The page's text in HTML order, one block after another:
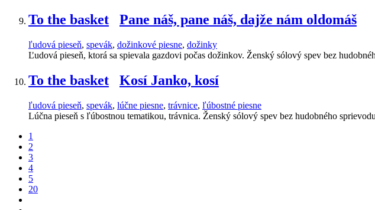
To the basket Pane náš, pane náš, dajže nám oldomáš
ľudová pieseň, spevák, dožinkové piesne, dožinky
Ľudová pieseň, ktorá sa spievala gazdovi počas dožinkov. Ženský sólový spev bez
To the basket Kosí Janko, kosí
ľudová pieseň, spevák, lúčne piesne, trávnice, ľúbostné piesne
Lúčna pieseň s ľúbostnou tematikou, trávnica. Ženský sólový spev bez hudobného
1
2
3
4
5
20